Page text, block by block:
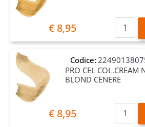
€ 8,95
Codice:
PRO CEL COL.CREAM
BLOND CENERE
€ 8,95